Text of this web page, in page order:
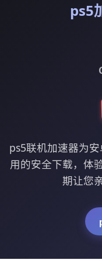
ps5
ps5联机加速器为
用的安全下载，体
期让您